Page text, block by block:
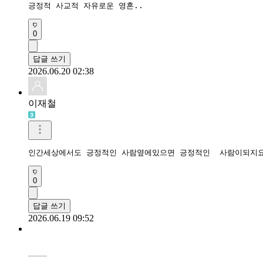
긍정적 사교적 자유로운 영혼..
0
답글 쓰기
2026.06.20 02:38
이재철
인간세상에서도 긍정적인 사람옆에있으면 긍정적인  사람이되지
0
답글 쓰기
2026.06.19 09:52